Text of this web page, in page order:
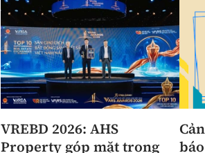
VREBD 2026: AHS
Property góp mặt trong